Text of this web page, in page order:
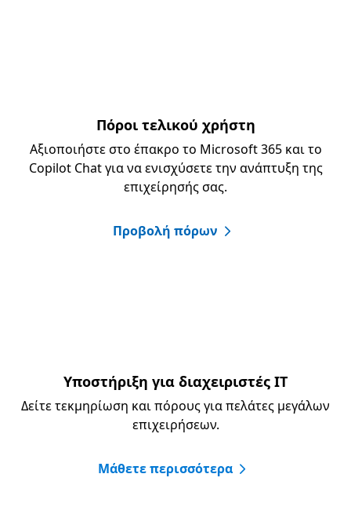
Πόροι τελικού χρήστη
Αξιοποιήστε στο έπακρο το Microsoft 365 και το
Copilot Chat για να ενισχύσετε την ανάπτυξη της
επιχείρησής σας.​
Προβολή πόρων
Υποστήριξη για διαχειριστές IT
Δείτε τεκμηρίωση και πόρους για πελάτες μεγάλων
επιχειρήσεων.
Μάθετε περισσότερα